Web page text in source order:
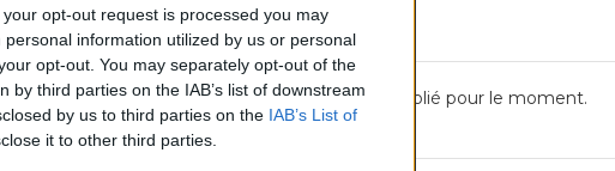
opt-out request is processed you may
information utilized by us or personal
opt-out. You may separately opt-out of the
third parties on the IAB’s list of downstream
by us to third parties on the IAB’s List of
it to other third parties.
Aucun avis n'a été publié pour le moment.